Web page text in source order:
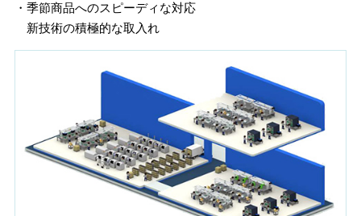
・季節商品へのスピーディな対応
新技術の積極的な取入れ